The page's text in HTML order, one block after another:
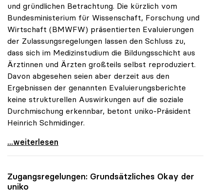
und gründlichen Betrachtung. Die kürzlich vom
Bundesministerium für Wissenschaft, Forschung und
Wirtschaft (BMWFW) präsentierten Evaluierungen
der Zulassungsregelungen lassen den Schluss zu,
dass sich im Medizinstudium die Bildungsschicht aus
Ärztinnen und Ärzten großteils selbst reproduziert.
Davon abgesehen seien aber derzeit aus den
Ergebnissen der genannten Evaluierungsberichte
keine strukturellen Auswirkungen auf die soziale
Durchmischung erkennbar, betont uniko-Präsident
Heinrich Schmidinger.
Uni-Zugang: uniko hat soziale Durchmischung im
...weiterlesen
Zugangsregelungen: Grundsätzliches Okay der
uniko